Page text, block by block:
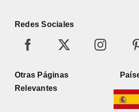
Redes Sociales
Otras Páginas
Relevantes